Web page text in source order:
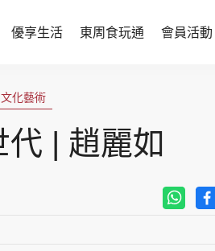
優享生活 東周食玩通 會員活動
東周Ladies
談情說性
時尚生活
文化藝術
代 | 趙麗如